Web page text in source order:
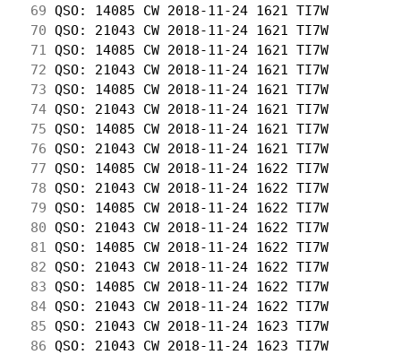
69 QSO: 14085 CW 2018-11-24 1621 TI7W
70 QSO: 21043 CW 2018-11-24 1621 TI7W
71
QSO: 14085 CW 2018-11-24 1621 TI7W
72 QSO: 21043 CW 2018-11-24 1621 TI7W
73 QSO: 14085 CW 2018-11-24 1621 TI7W
74 QSO: 21043 CW 2018-11-24 1621 TI7W
75 QSO: 14085 CW 2018-11-24 1621 TI7W
76 QSO: 21043 CW 2018-11-24 1621 TI7W
77 QSO: 14085 CW 2018-11-24 1622 TI7W
78 QSO: 21043 CW 2018-11-24 1622 TI7W
79 QSO: 14085 CW 2018-11-24 1622 TI7W
80 QSO: 21043 CW 2018-11-24 1622 TI7W
81
QSO: 14085 CW 2018-11-24 1622 TI7W
82 QSO: 21043 CW 2018-11-24 1622 TI7W
83 QSO: 14085 CW 2018-11-24 1622 TI7W
84 QSO: 21043 CW 2018-11-24 1622 TI7W
85 QSO: 21043 CW 2018-11-24 1623 TI7W
86 QSO: 21043 CW 2018-11-24 1623 TI7W